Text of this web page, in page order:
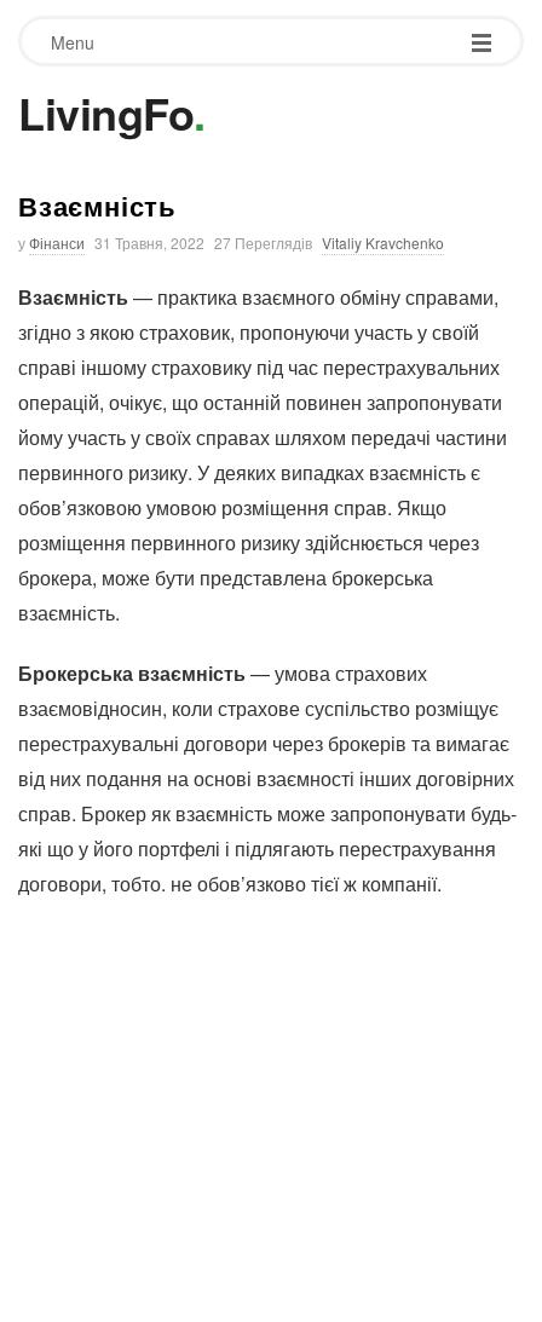
Menu
LivingFo.
Взаємність
уФінанси 31 Травня, 2022 27 Переглядів Vitaliy Kravchenko
Взаємність— практика взаємного обміну справами,
згідно з якою страховик, пропонуючи участь у своїй
справі іншому страховику під час перестрахувальних
операцій, очікує, що останній повинен запропонувати
йому участь у своїх справах шляхом передачі частини
первинного ризику. У деяких випадках взаємність є
обов’язковою умовою розміщення справ. Якщо
розміщення первинного ризику здійснюється через
брокера, може бути представлена ​​брокерська
взаємність.
Брокерська взаємність— умова страхових
взаємовідносин, коли страхове суспільство розміщує
перестрахувальні договори через брокерів та вимагає
від них подання на основі взаємності інших договірних
справ. Брокер як взаємність може запропонувати будь-
які що у його портфелі і підлягають перестрахування
договори, тобто. не обов’язково тієї ж компанії.